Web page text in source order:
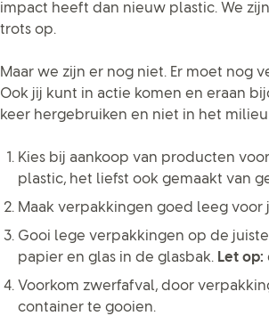
impact heeft dan nieuw plastic. We
trots op.
Maar we zijn er nog niet. Er moet nog
Ook jij kunt in actie komen en eraan
keer hergebruiken en niet in het
Kies bij aankoop van producten
plastic, het liefst ook gemaakt van
Maak verpakkingen goed leeg voor
Gooi lege verpakkingen op de
papier en glas in de glasbak. Let op:
Voorkom zwerfafval, door
container te gooien.